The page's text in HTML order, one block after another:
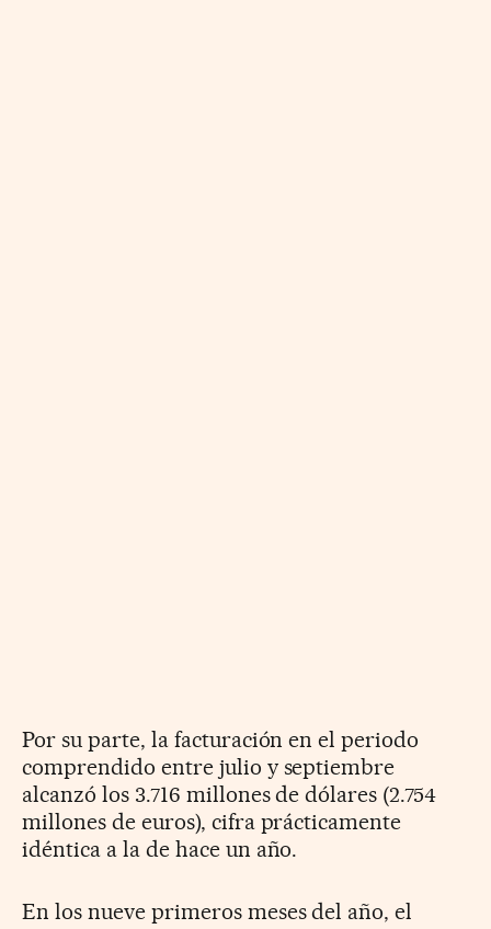
Por su parte, la facturación en el periodo
comprendido entre julio y septiembre
alcanzó los 3.716 millones de dólares (2.754
millones de euros), cifra prácticamente
idéntica a la de hace un año.
En los nueve primeros meses del año, el